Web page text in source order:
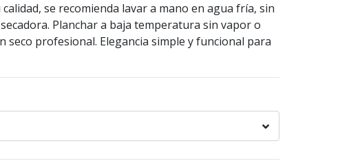
se recomienda lavar a mano en agua fría, sin
Planchar a baja temperatura sin vapor o
seco profesional. Elegancia simple y funcional para